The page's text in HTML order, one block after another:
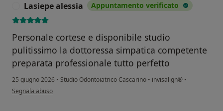
Lasiepe alessia Appuntamento verificato
Personale cortese e disponibile studio
pulitissimo la dottoressa simpatica competente
preparata professionale tutto perfetto
25 giugno 2026 • Studio Odontoiatrico Cascarino • invisalign® •
secondo l'opinione dell'utente Lasiepe alessia
Segnala abuso